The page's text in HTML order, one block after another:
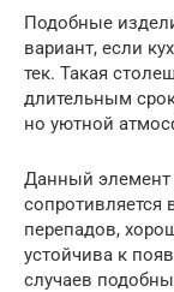
Подобные
вариант, если
тек. Такая
длительным
но уютной
Данный элемент
сопротивляется
перепадов,
устойчива к
случаев